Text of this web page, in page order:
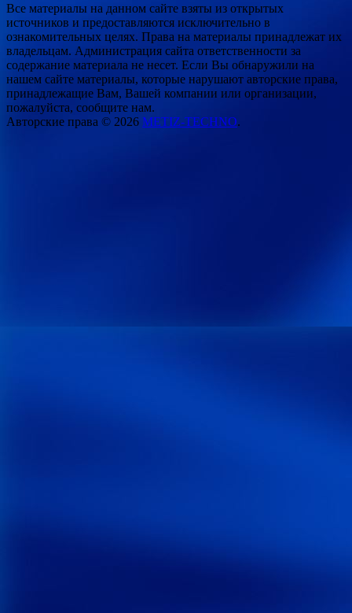
Все материалы на данном сайте взяты из открытых
источников и предоставляются исключительно в
ознакомительных целях. Права на материалы принадлежат их
владельцам. Администрация сайта ответственности за
содержание материала не несет. Если Вы обнаружили на
нашем сайте материалы, которые нарушают авторские права,
принадлежащие Вам, Вашей компании или организации,
пожалуйста, сообщите нам.
Авторские права © 2026 METIZ-TECHNO.